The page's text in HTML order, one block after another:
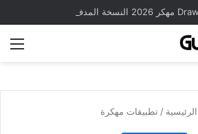
الرئيسية / تطبيقات مهكرة